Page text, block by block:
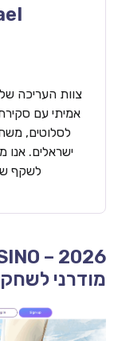
אמיתי עם
לסלוטים,
ישראלים. אנו
לשקף
מודרני